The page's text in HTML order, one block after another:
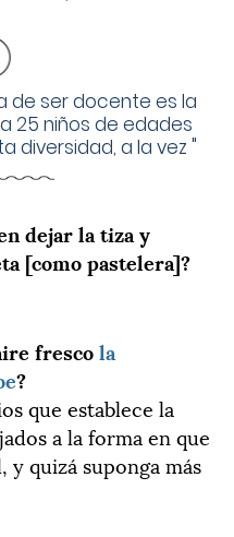
de ser docente es la
25 niños de edades
diversidad, a la vez "
dejar la tiza y
[como pastelera]?
frescola
?
que establece la
a la forma en que
y quizá suponga más